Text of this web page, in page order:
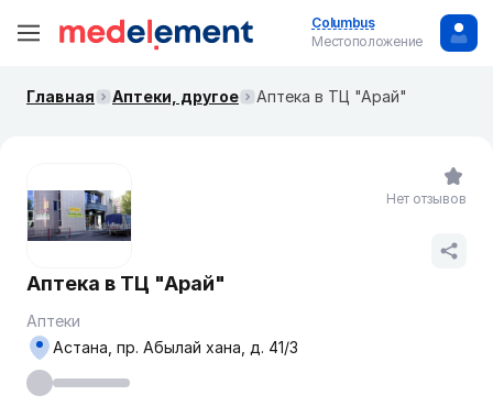
Columbus
Местоположение
Главная Аптеки, другое Аптека в ТЦ "Арай"
Аптека в ТЦ "Арай"
Аптеки
Астана, пр. Абылай хана, д. 41/3
Нет отзывов